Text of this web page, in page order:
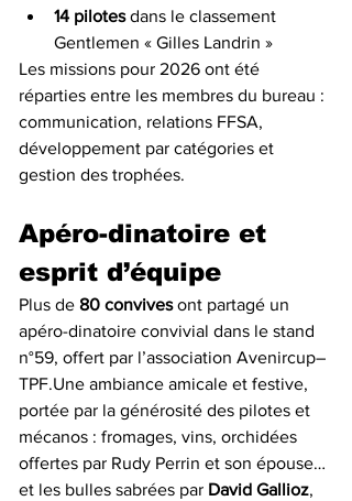
14 pilotes dans le classement
Gentlemen « Gilles Landrin »
Les missions pour 2026 ont été
réparties entre les membres du bureau :
communication, relations FFSA,
développement par catégories et
gestion des trophées.
Apéro-dinatoire et
esprit d’équipe
Plus de 80 convives ont partagé un
apéro-dinatoire convivial dans le stand
n°59, offert par l’association Avenircup–
TPF.Une ambiance amicale et festive,
portée par la générosité des pilotes et
mécanos : fromages, vins, orchidées
offertes par Rudy Perrin et son épouse…
et les bulles sabrées par David Gallioz,